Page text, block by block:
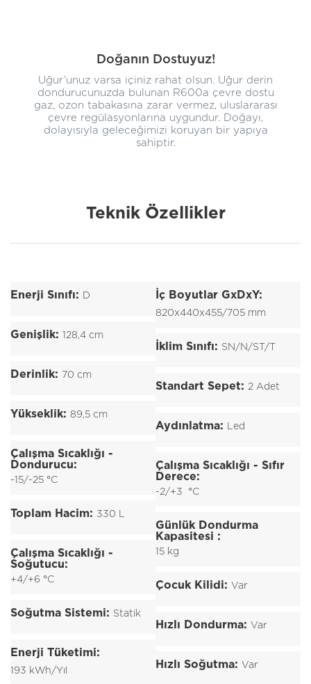
Doğanın Dostuyuz!
Uğur’unuz varsa içiniz rahat olsun. Uğur derin
dondurucunuzda bulunan R600a çevre dostu
gaz, ozon tabakasına zarar vermez, uluslararası
çevre regülasyonlarına uygundur. Doğayı,
dolayısıyla geleceğimizi koruyan bir yapıya
sahiptir.
Teknik Özellikler
Enerji Sınıfı: D
Genişlik: 128,4 cm
Derinlik: 70 cm
Yükseklik: 89,5 cm
Çalışma Sıcaklığı -
Dondurucu:
-15/-25 °C
Toplam Hacim: 330 L
Çalışma Sıcaklığı -
Soğutucu:
+4/+6 °C
Soğutma Sistemi: Statik
Enerji Tüketimi:
193 kWh/Yıl
İç Boyutlar GxDxY:
820x440x455/705 mm
İklim Sınıfı: SN/N/ST/T
Standart Sepet: 2 Adet
Aydınlatma: Led
Çalışma Sıcaklığı - Sıfır
Derece:
-2/+3 °C
Günlük Dondurma
Kapasitesi :
15 kg
Çocuk Kilidi: Var
Hızlı Dondurma: Var
Hızlı Soğutma: Var